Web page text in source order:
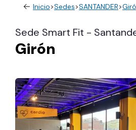
Inicio>Sedes>SANTANDER>
Sede Smart Fit -
Girón